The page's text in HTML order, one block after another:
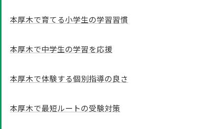
本厚木で育てる小学生の学習習慣
本厚木で中学生の学習を応援
本厚木で体験する個別指導の良さ
本厚木で最短ルートの受験対策